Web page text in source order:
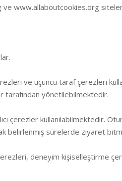
ve www.allaboutcookies.org
ve üçüncü taraf çerezleri
tarafından yönetilebilmektedir.
çerezler kullanılabilmektedir.
belirlenmiş sürelerde ziyaret
deneyim kişiselleştirme